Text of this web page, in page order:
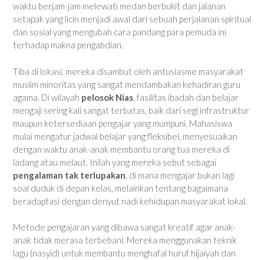
waktu berjam-jam melewati medan berbukit dan jalanan
setapak yang licin menjadi awal dari sebuah perjalanan spiritual
dan sosial yang mengubah cara pandang para pemuda ini
terhadap makna pengabdian.
Tiba di lokasi, mereka disambut oleh antusiasme masyarakat
muslim minoritas yang sangat mendambakan kehadiran guru
agama. Di wilayah pelosok Nias , fasilitas ibadah dan belajar
mengaji sering kali sangat terbatas, baik dari segi infrastruktur
maupun ketersediaan pengajar yang mumpuni. Mahasiswa
mulai mengatur jadwal belajar yang fleksibel, menyesuaikan
dengan waktu anak-anak membantu orang tua mereka di
ladang atau melaut. Inilah yang mereka sebut sebagai
pengalaman tak terlupakan , di mana mengajar bukan lagi
soal duduk di depan kelas, melainkan tentang bagaimana
beradaptasi dengan denyut nadi kehidupan masyarakat lokal.
Metode pengajaran yang dibawa sangat kreatif agar anak-
anak tidak merasa terbebani. Mereka menggunakan teknik
lagu (nasyid) untuk membantu menghafal huruf hijaiyah dan